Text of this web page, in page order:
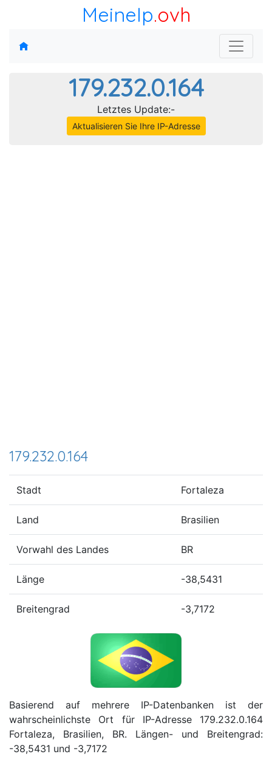
MeineIp.ovh
179.232.0.164
Letztes Update:-
Aktualisieren Sie Ihre IP-Adresse
179.232.0.164
Stadt Fortaleza
Land Brasilien
Vorwahl des Landes BR
Länge -38,5431
Breitengrad -3,7172
Basierend auf mehrere IP-Datenbanken ist der
wahrscheinlichste Ort für IP-Adresse 179.232.0.164
Fortaleza, Brasilien, BR. Längen- und Breitengrad:
-38,5431 und -3,7172